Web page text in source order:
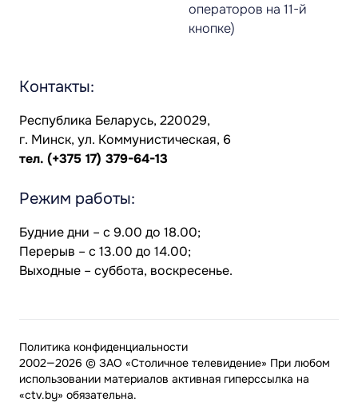
операторов на 11-й
кнопке)
Контакты:
Республика Беларусь, 220029,
г. Минск, ул. Коммунистическая, 6
тел. (+375 17) 379-64-13
Режим работы:
Будние дни – с 9.00 до 18.00;
Перерыв – с 13.00 до 14.00;
Выходные – суббота, воскресенье.
2002—2026 © ЗАО «Столичное телевидение» При любом
использовании материалов активная гиперссылка на
«ctv.by» обязательна.
Политика конфиденциальности